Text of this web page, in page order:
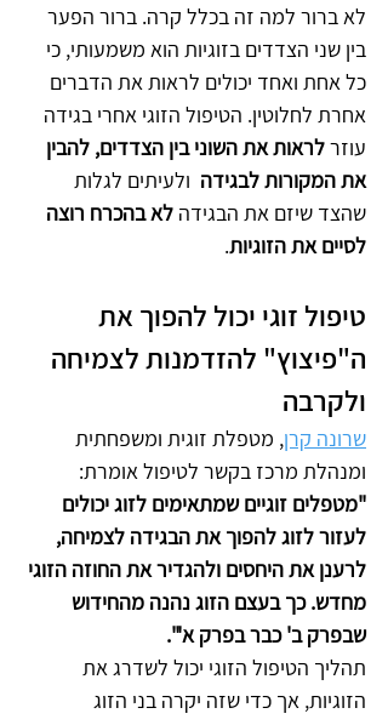
לא ברור למה זה בכלל קרה. ברור הפער
בין שני הצדדים בזוגיות הוא משמעותי, כי
כל אחת ואחד יכולים לראות את הדברים
אחרת לחלוטין. הטיפול הזוגי אחרי בגידה
עוזר לראות את השוני בין הצדדים, להבין
את המקורות לבגידה
  ולעיתים לגלות
שהצד שיזם את הבגידה לא בהכרח רוצה
לסיים את הזוגיות.
טיפול זוגי יכול להפוך את
ה"פיצוץ" להזדמנות לצמיחה
ולקרבה
שרונה קרן, מטפלת זוגית ומשפחתית
ומנהלת מרכז בקשר לטיפול אומרת:
"מטפלים זוגיים שמתאימים לזוג יכולים
לעזור לזוג להפוך את הבגידה לצמיחה,
לרענן את היחסים ולהגדיר את החוזה הזוגי
מחדש. כך בעצם הזוג נהנה מהחידוש
שבפרק ב' כבר בפרק א'".
תהליך הטיפול הזוגי יכול לשדרג את
הזוגיות, אך כדי שזה יקרה בני הזוג